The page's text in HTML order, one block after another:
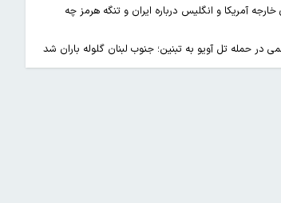
خارجه آمریکا و انگلیس درباره ایران و تنگه هرمز چه